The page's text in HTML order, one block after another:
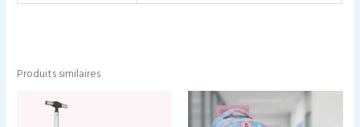
Produits similaires